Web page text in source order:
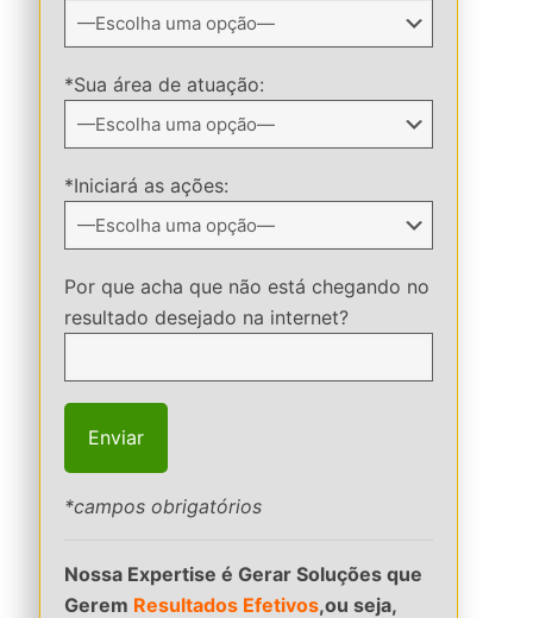
*Sua área de atuação:
*Iniciará as ações:
Por que acha que não está chegando no
resultado desejado na internet?
*campos obrigatórios
Nossa Expertise é Gerar Soluções que
Gerem Resultados Efetivos,ou seja,